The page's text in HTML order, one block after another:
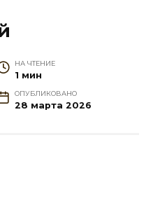
НА ЧТЕНИЕ
1 мин
ОПУБЛИКОВАНО
28 марта 2026